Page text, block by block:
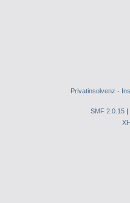
Privatinsolvenz -
SMF 2.0.15 |